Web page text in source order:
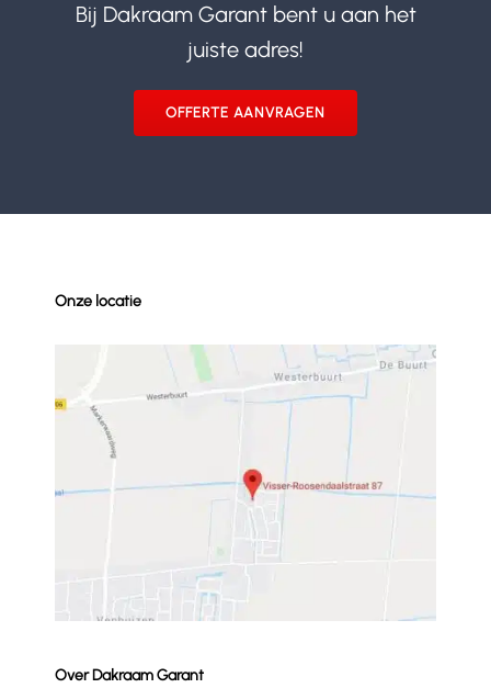
Bij Dakraam Garant bent u aan het
juiste adres!
OFFERTE AANVRAGEN
Onze locatie
Over Dakraam Garant